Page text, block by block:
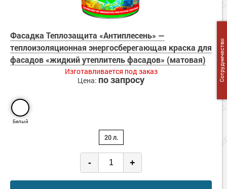
Фасадка Теплозащита «Антиплесень» —
теплоизоляционная энергосберегающая краска для
фасадов «жидкий утеплитель фасадов» (матовая)
Изготавливается под заказ
Цена: по запросу
Белый
20 л.
- +
Сотрудничество